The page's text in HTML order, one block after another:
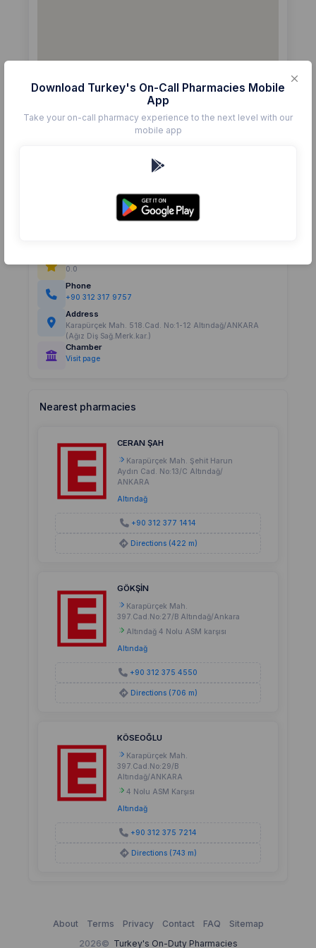
0.0
Phone
+90 312 317 9757
Address
Karapürçek Mah. 518.Cad. No:1-12 Altındağ/ANKARA
(Ağız Diş Sağ.Merk.kar.)
Chamber
Visit page
Nearest pharmacies
CERAN ŞAH
Karapürçek Mah. Şehit Harun
Aydın Cad. No:13/C Altındağ/
ANKARA
Altındağ
+90 312 377 1414
Directions (422 m)
GÖKŞİN
Karapürçek Mah.
397.Cad.No:27/B Altındağ/Ankara
Altındağ 4 Nolu ASM karşısı
Altındağ
+90 312 375 4550
Directions (706 m)
KÖSEOĞLU
Karapürçek Mah.
397.Cad.No:29/B
Altındağ/ANKARA
4 Nolu ASM Karşısı
Altındağ
+90 312 375 7214
Directions (743 m)
2026© Turkey's On-Duty Pharmacies
About Terms Privacy Contact FAQ Sitemap
Download Turkey's On-Call Pharmacies Mobile
App
Take your on-call pharmacy experience to the next level with our
mobile app